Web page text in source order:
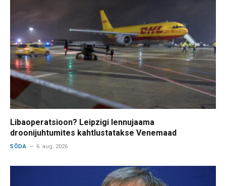
Libaoperatsioon? Leipzigi lennujaama
droonijuhtumites kahtlustatakse Venemaad
SÕDA 6. aug. 2026